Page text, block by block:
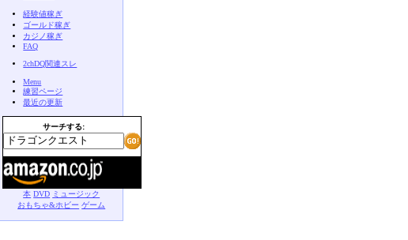
経験値稼ぎ
ゴールド稼ぎ
カジノ稼ぎ
FAQ
2chDQ関連スレ
Menu
練習ページ
最近の更新
サーチする:
本 DVD ミュージック
おもちゃ&ホビー ゲーム